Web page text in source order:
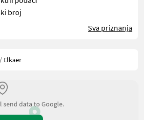
broj
Sva priznanja
/ Elkaer
send data to Google.